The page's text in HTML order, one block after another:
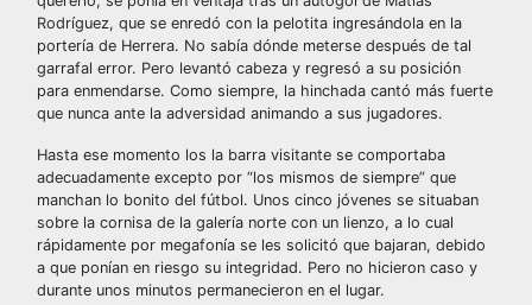
Rodríguez, que se enredó con la pelotita ingresándola en la
portería de Herrera. No sabía dónde meterse después de tal
garrafal error. Pero levantó cabeza y regresó a su posición
para enmendarse. Como siempre, la hinchada cantó más fuerte
que nunca ante la adversidad animando a sus jugadores.
Hasta ese momento los la barra visitante se comportaba
adecuadamente excepto por “los mismos de siempre” que
manchan lo bonito del fútbol. Unos cinco jóvenes se situaban
sobre la cornisa de la galería norte con un lienzo, a lo cual
rápidamente por megafonía se les solicitó que bajaran, debido
a que ponían en riesgo su integridad. Pero no hicieron caso y
durante unos minutos permanecieron en el lugar.